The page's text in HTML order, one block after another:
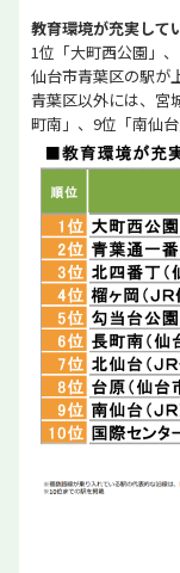
教育環境が充実して
1位「大町西公園」
仙台市青葉区の駅が
青葉区以外には、宮
町南」、9位「南仙台